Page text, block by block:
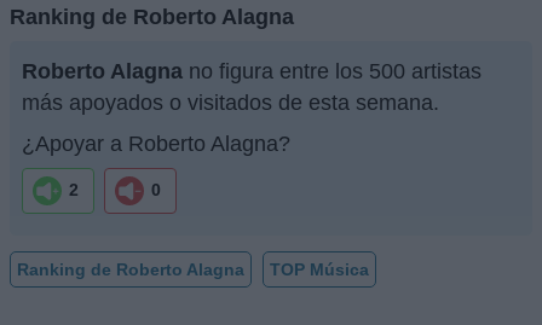
Ranking de Roberto Alagna
Roberto Alagna no figura entre los 500 artistas
más apoyados o visitados de esta semana.
¿Apoyar a Roberto Alagna?
2 0
Ranking de Roberto Alagna TOP Música